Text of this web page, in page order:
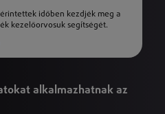
időben kezdjék meg a
kezelőorvosuk segítségét.
alkalmazhatnak az